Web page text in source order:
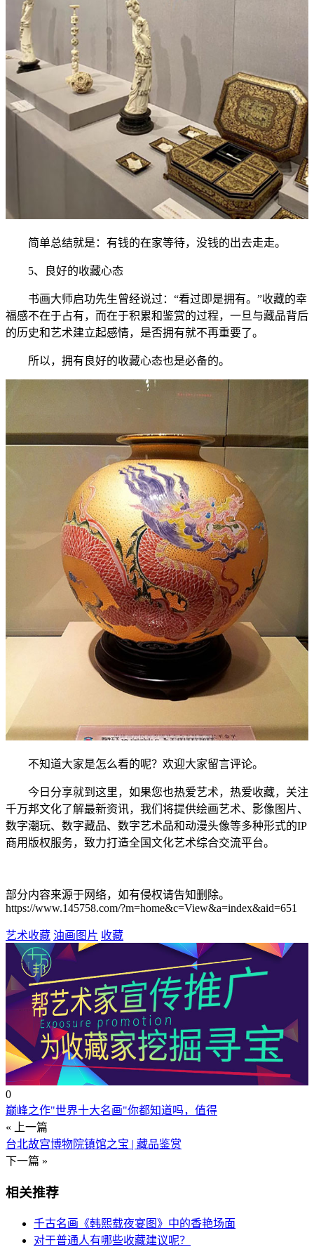
简单总结就是：有钱的在家等待，没钱的出去走走。
5、良好的收藏心态
书画大师启功先生曾经说过：“看过即是拥有。”收藏的幸
福感不在于占有，而在于积累和鉴赏的过程，一旦与藏品背后
的历史和艺术建立起感情，是否拥有就不再重要了。
所以，拥有良好的收藏心态也是必备的。
不知道大家是怎么看的呢？欢迎大家留言评论。
今日分享就到这里，如果您也热爱艺术，热爱收藏，关注
千万邦文化了解最新资讯，我们将提供绘画艺术、影像图片、
数字潮玩、数字藏品、数字艺术品和动漫头像等多种形式的IP
商用版权服务，致力打造全国文化艺术综合交流平台。
部分内容来源于网络，如有侵权请告知删除。
https://www.145758.com/?m=home&c=View&a=index&aid=651
艺术收藏 油画图片 收藏
0
巅峰之作"世界十大名画"你都知道吗，值得
« 上一篇
台北故宫博物院镇馆之宝 | 藏品鉴赏
下一篇 »
相关推荐
千古名画《韩熙载夜宴图》中的香艳场面
对于普通人有哪些收藏建议呢？